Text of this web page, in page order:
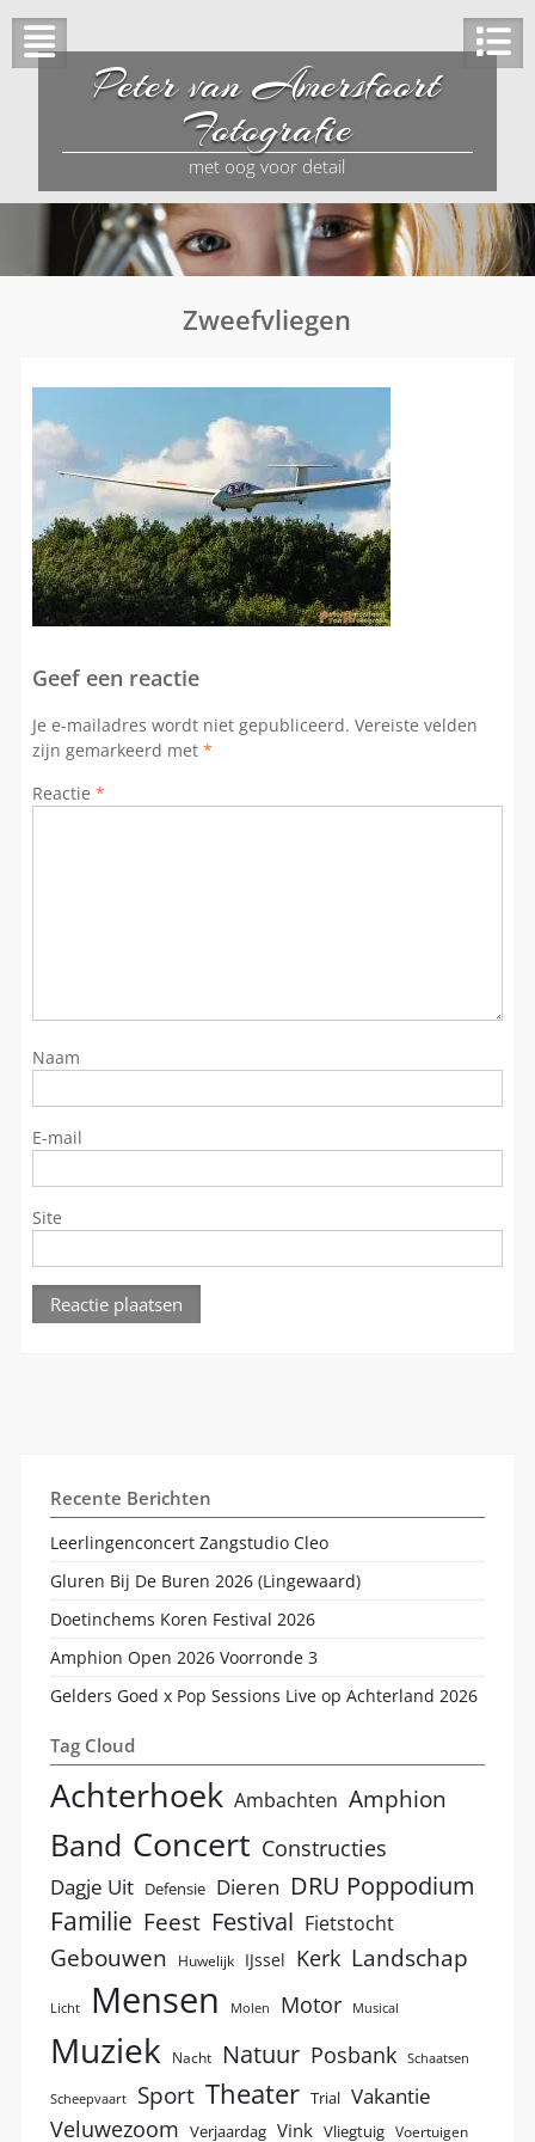
Peter van Amersfoort
Fotografie
met oog voor detail
Zweefvliegen
Geef een reactie
Je e-mailadres wordt niet gepubliceerd. Vereiste velden
zijn gemarkeerd met *
Reactie *
Naam
E-mail
Site
Recente Berichten
Leerlingenconcert Zangstudio Cleo
Gluren Bij De Buren 2026 (Lingewaard)
Doetinchems Koren Festival 2026
Amphion Open 2026 Voorronde 3
Gelders Goed x Pop Sessions Live op Achterland 2026
Tag Cloud
Achterhoek Ambachten Amphion
Band Concert Constructies
Dagje Uit Defensie Dieren DRU Poppodium
Familie Feest Festival Fietstocht
Gebouwen Huwelijk IJssel Kerk Landschap
Licht Mensen Molen Motor Musical
Muziek Nacht Natuur Posbank Schaatsen
Scheepvaart Sport Theater Trial Vakantie
Veluwezoom Verjaardag Vink Vliegtuig Voertuigen